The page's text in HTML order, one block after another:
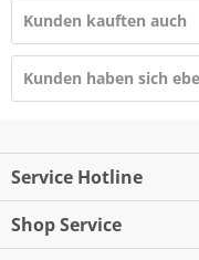
Kunden kauften auch
Kunden haben sich
Service Hotline
Shop Service